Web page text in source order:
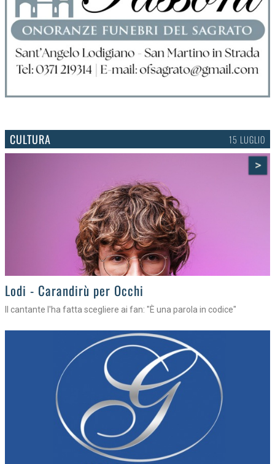
CULTURA 15 LUGLIO
>
Lodi - Carandirù per Occhi
Il cantante l'ha fatta scegliere ai fan: "È una parola in codice"